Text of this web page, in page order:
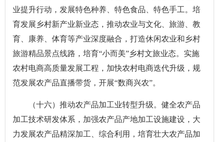
业提升行动，发展特色种养、特色食品、特色手工。培
育发展乡村新产业新业态，推动农业与文化、旅游、教
育、康养、体育等产业深度融合，打造休闲农业和乡村
旅游精品景点线路，培育“小而美”乡村文旅业态。实施
农村电商高质量发展工程，加快农村电商迭代升级，规
范发展农产品直播带货，开展“数商兴农”。
（十六）推动农产品加工业转型升级。健全农产品
加工技术研发体系，加强农产品产地加工设施建设，大
力发展农产品精深加工、综合利用，培育壮大农产品加